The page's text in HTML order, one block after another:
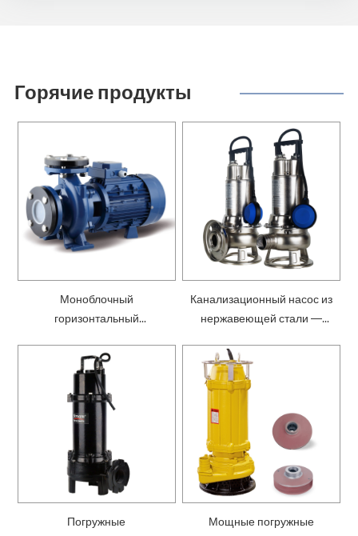
Горячие продукты
Моноблочный
горизонтальный
SEN
Канализационный насос из
нержавеющей стали —
Погружные
Мощные погружные